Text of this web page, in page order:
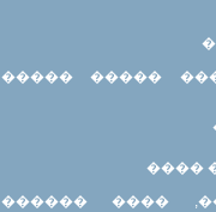
��� ������
��� ��� ����-